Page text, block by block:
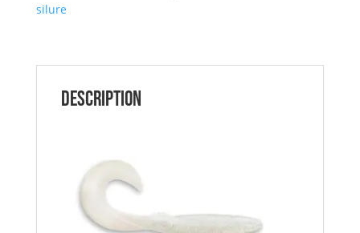
Curl
Pearl
RAPALA
silure
Description